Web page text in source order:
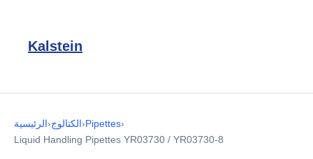
Kalstein
الرئيسية›الكتالوج›Pipettes›
Liquid Handling Pipettes YR03730 / YR03730-8